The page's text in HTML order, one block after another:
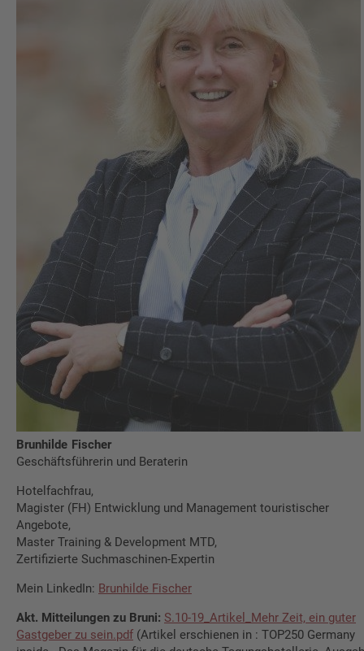
Brunhilde Fischer
Geschäftsführerin und Beraterin
Hotelfachfrau,
Magister (FH) Entwicklung und Management touristischer
Angebote,
Master Training & Development MTD,
Zertifizierte Suchmaschinen-Expertin
Mein LinkedIn: Brunhilde Fischer
Akt. Mitteilun­gen zu Bruni: S.10-19_Artikel_Mehr Zeit, ein guter
Gastgeber zu sein.pdf (Artikel erschienen in : TOP250 Germany